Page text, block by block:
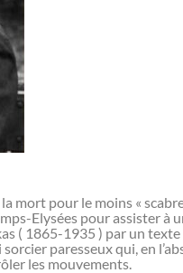
mort pour le moins «
Elysées pour assister à
( 1865-1935 ) par un
paresseux qui, en
les mouvements.